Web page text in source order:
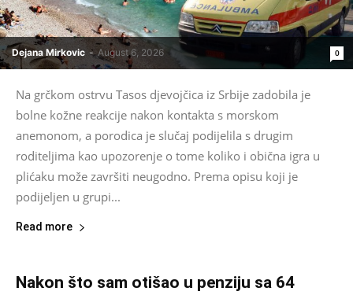
Dejana Mirkovic - August 6, 2026 0
Na grčkom ostrvu Tasos djevojčica iz Srbije zadobila je
bolne kožne reakcije nakon kontakta s morskom
anemonom, a porodica je slučaj podijelila s drugim
roditeljima kao upozorenje o tome koliko i obična igra u
plićaku može završiti neugodno. Prema opisu koji je
podijeljen u grupi...
Read more
Nakon što sam otišao u penziju sa 64